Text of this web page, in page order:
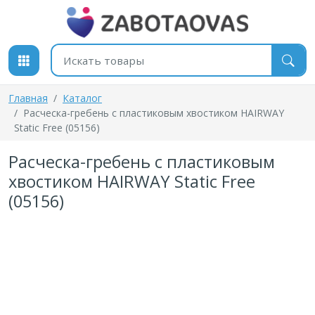
К содержимому
Поиск товаров
Главная
Каталог
Расческа-гребень с пластиковым хвостиком HAIRWAY
Static Free (05156)
Расческа-гребень с пластиковым
хвостиком HAIRWAY Static Free
(05156)